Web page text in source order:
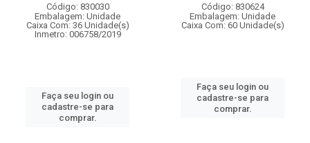
Código: 830030
Embalagem: Unidade
Caixa Com: 36 Unidade(s)
Inmetro: 006758/2019
Faça seu login ou
cadastre-se para
comprar.
Código: 830624
Embalagem: Unidade
Caixa Com: 60 Unidade(s)
Faça seu login ou
cadastre-se para
comprar.